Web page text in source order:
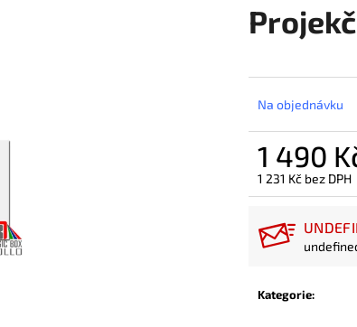
Na objednávku
1 490
1 231 Kč bez DPH
Měrná
Kategorie: